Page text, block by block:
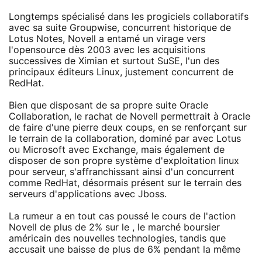
Longtemps spécialisé dans les progiciels collaboratifs
avec sa suite Groupwise, concurrent historique de
Lotus Notes, Novell a entamé un virage vers
l'opensource dès 2003 avec les acquisitions
successives de Ximian et surtout SuSE, l'un des
principaux éditeurs Linux, justement concurrent de
RedHat.
Bien que disposant de sa propre suite Oracle
Collaboration, le rachat de Novell permettrait à Oracle
de faire d'une pierre deux coups, en se renforçant sur
le terrain de la collaboration, dominé par avec Lotus
ou Microsoft avec Exchange, mais également de
disposer de son propre système d'exploitation linux
pour serveur, s'affranchissant ainsi d'un concurrent
comme RedHat, désormais présent sur le terrain des
serveurs d'applications avec Jboss.
La rumeur a en tout cas poussé le cours de l'action
Novell de plus de 2% sur le , le marché boursier
américain des nouvelles technologies, tandis que
accusait une baisse de plus de 6% pendant la même